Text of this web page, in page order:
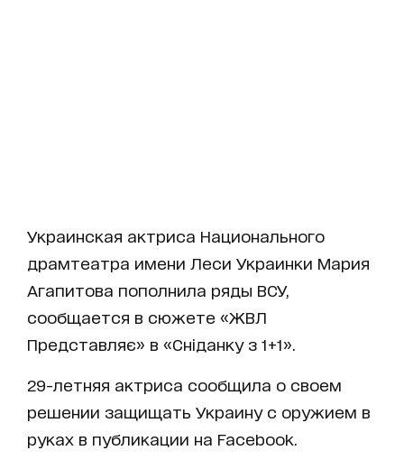
Украинская актриса Национального
драмтеатра имени Леси Украинки Мария
Агапитова пополнила ряды ВСУ,
сообщается в сюжете «ЖВЛ
Представляє» в «Сніданку з 1+1».
29-летняя актриса сообщила о своем
решении защищать Украину с оружием в
руках в публикации на Facebook.